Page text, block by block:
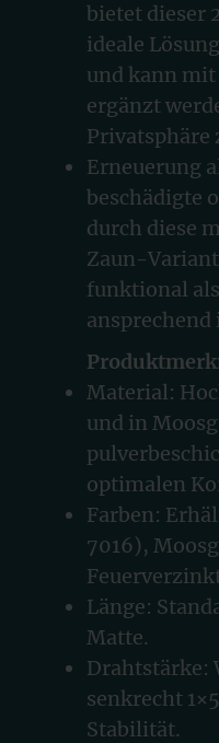
bietet dieser
ideale
und kann
ergänzt
Privatsphäre
Erneuerung
beschädigte
durch diese
Zaun-
funktional
ansprechend
Material:
und in
optimalen
Farben:
7016),
Länge:
Matte.
Drahtstärke:
senkrecht
Stabilität.